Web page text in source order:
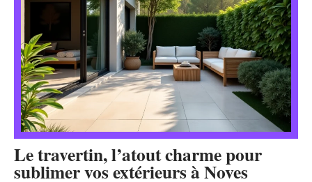
Le travertin, l’atout charme pour
sublimer vos extérieurs à Noves